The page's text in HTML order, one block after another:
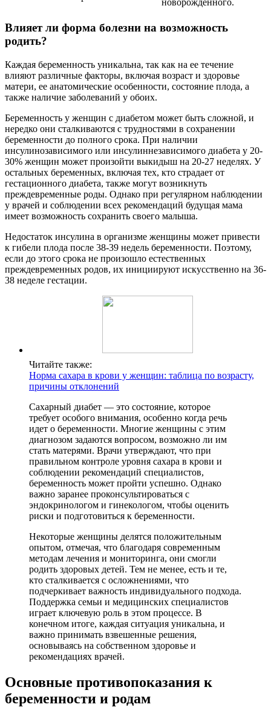
новорожденного.
Влияет ли форма болезни на возможность
родить?
Каждая беременность уникальна, так как на ее течение
влияют различные факторы, включая возраст и здоровье
матери, ее анатомические особенности, состояние плода, а
также наличие заболеваний у обоих.
Беременность у женщин с диабетом может быть сложной, и
нередко они сталкиваются с трудностями в сохранении
беременности до полного срока. При наличии
инсулинозависимого или инсулиннезависимого диабета у 20-
30% женщин может произойти выкидыш на 20-27 неделях. У
остальных беременных, включая тех, кто страдает от
гестационного диабета, также могут возникнуть
преждевременные роды. Однако при регулярном наблюдении
у врачей и соблюдении всех рекомендаций будущая мама
имеет возможность сохранить своего малыша.
Недостаток инсулина в организме женщины может привести
к гибели плода после 38-39 недель беременности. Поэтому,
если до этого срока не произошло естественных
преждевременных родов, их инициируют искусственно на 36-
38 неделе гестации.
Читайте также:
Норма сахара в крови у женщин: таблица по возрасту,
причины отклонений
Сахарный диабет — это состояние, которое
требует особого внимания, особенно когда речь
идет о беременности. Многие женщины с этим
диагнозом задаются вопросом, возможно ли им
стать матерями. Врачи утверждают, что при
правильном контроле уровня сахара в крови и
соблюдении рекомендаций специалистов,
беременность может пройти успешно. Однако
важно заранее проконсультироваться с
эндокринологом и гинекологом, чтобы оценить
риски и подготовиться к беременности.
Некоторые женщины делятся положительным
опытом, отмечая, что благодаря современным
методам лечения и мониторинга, они смогли
родить здоровых детей. Тем не менее, есть и те,
кто сталкивается с осложнениями, что
подчеркивает важность индивидуального подхода.
Поддержка семьи и медицинских специалистов
играет ключевую роль в этом процессе. В
конечном итоге, каждая ситуация уникальна, и
важно принимать взвешенные решения,
основываясь на собственном здоровье и
рекомендациях врачей.
Основные противопоказания к
беременности и родам